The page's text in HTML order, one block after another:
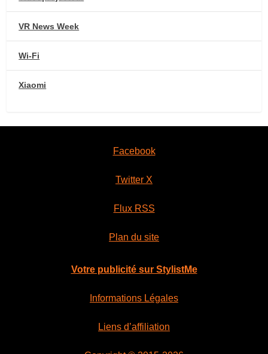
VR News Week
Wi-Fi
Xiaomi
Facebook
Twitter X
Flux RSS
Plan du site
Votre publicité sur StylistMe
Informations Légales
Liens d’affiliation